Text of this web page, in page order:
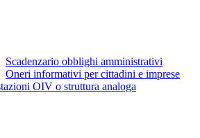
Scadenzario obblighi amministrativi
Oneri informativi per cittadini e imprese
OIV o struttura analoga